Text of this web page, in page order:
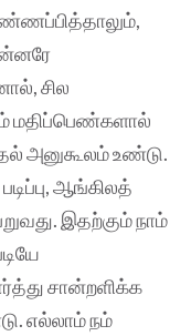
சில
மதிப்பெண்களால்
அனுகூலம் உண்டு.
ஆங்கிலத்
இதற்கும் நாம்
சான்றளிக்க
எல்லாம் நம்